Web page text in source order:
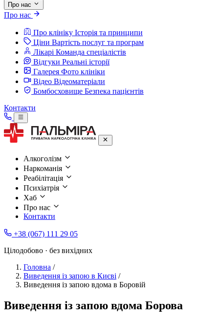
Про нас
Про нас
Про клініку Історія та принципи
Ціни Вартість послуг та програм
Лікарі Команда спеціалістів
Відгуки Реальні історії
Галерея Фото клініки
Відео Відеоматеріали
Бомбосховище Безпека пацієнтів
Контакти
Алкоголізм
Наркоманія
Реабілітація
Психіатрія
Хаб
Про нас
Контакти
+38 (067) 111 29 05
Цілодобово · без вихідних
Головна /
Виведення із запою в Києві /
Виведення із запою вдома в Боровій
Виведення із запою вдома Борова